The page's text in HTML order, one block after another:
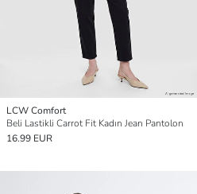
LCW Comfort
Beli Lastikli Carrot Fit Kadın Jean Pantolon
16.99 EUR